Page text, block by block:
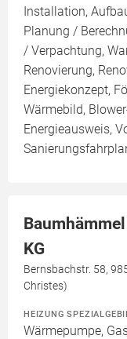
Installation,
Planung /
/ Verpachtung,
Renovierung,
Energiekonzept,
Wärmebild,
Energieausweis,
KG
Bernsbachstr. 58,
Christes)
HEIZUNG
Wärmepumpe,